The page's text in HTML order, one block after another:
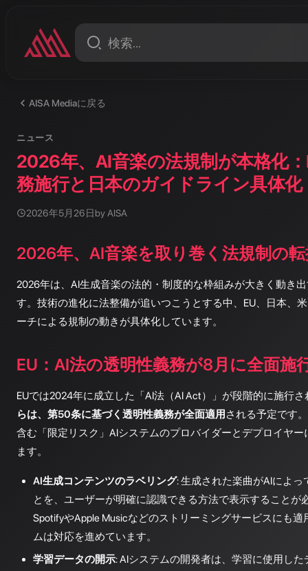
AISA Mediaに戻る
ニュース
2026年、AI音楽の法規制が本格化
務施行と日本のガイドライン具体化
2026年5月26日 by AISA
2026年、AI音楽を取り巻く法規制の
2026年は、AI生成音楽の法的・制度的な枠組みが大きく動き
す。技術の進化に法整備が追いつこうとする中、EU、日本、
ーチによる規制の動きが具体化しています。
EU：AI法の透明性義務が8月に全面施
EUでは2024年に成立した「AI法（AI Act）」が段階的に施行
らは、第50条に基づく透明性義務が全面適用 される予定です
含む「限定リスク」AIシステムのプロバイダーとデプロイヤ
ます。
AI生成コンテンツのラベリング: 生成された楽曲がAIによ
とを、ユーザーが明確に認識できる方法で表示することが
SpotifyやApple Musicなどのストリーミングサービスにも
ムは対応を進めています。
学習データの開示: AIシステムの開発者は、学習に使用し